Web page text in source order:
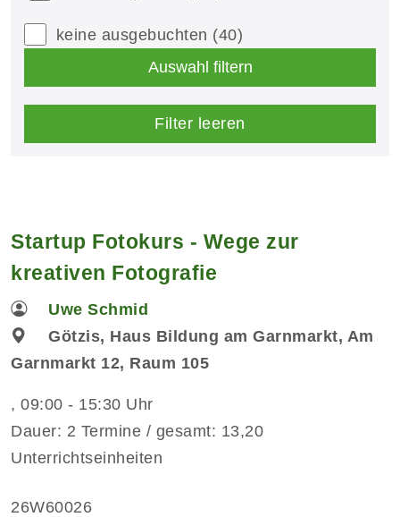
keine ausgebuchten (40)
Auswahl filtern
Filter leeren
Startup Fotokurs - Wege zur
kreativen Fotografie
Uwe Schmid
Götzis, Haus Bildung am Garnmarkt, Am
Garnmarkt 12, Raum 105
, 09:00 - 15:30 Uhr
Dauer: 2 Termine / gesamt: 13,20
Unterrichtseinheiten
26W60026